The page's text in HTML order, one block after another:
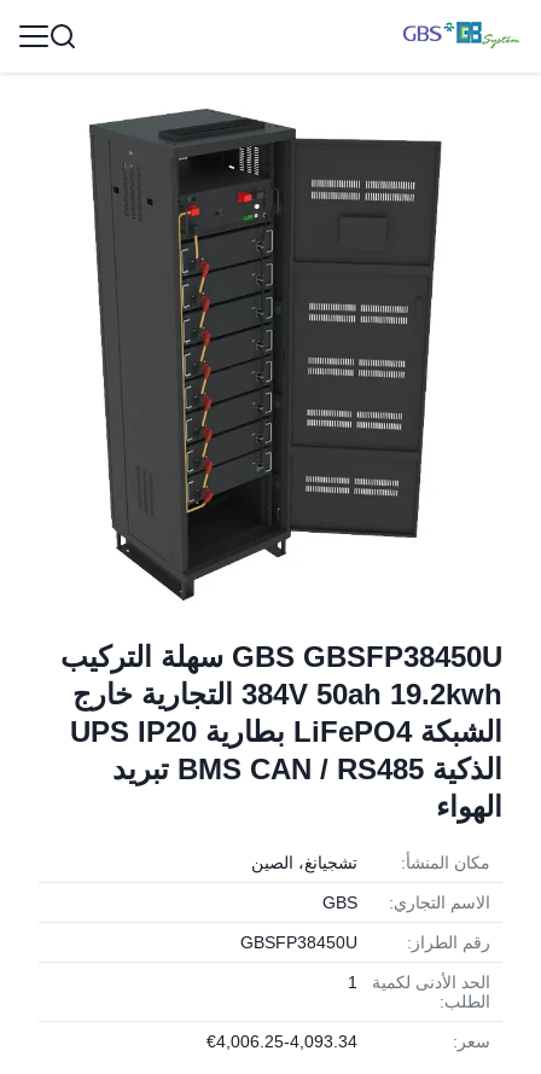
GBS GBSFP38450U سهلة التركيب
384V 50ah 19.2kwh التجارية خارج
الشبكة LiFePO4 بطارية UPS IP20
الذكية BMS CAN / RS485 تبريد
الهواء
مكان المنشأ: تشجيانغ، الصين
الاسم التجاري: GBS
رقم الطراز: GBSFP38450U
الحد الأدنى لكمية
الطلب:
1
سعر: €4,006.25-4,093.34